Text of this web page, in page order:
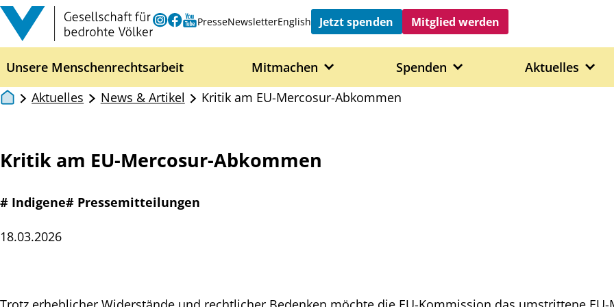
Zum Inhalt springen
Instagram
Facebook
Youtube
PresseNewsletterEnglish Jetzt spenden Mitglied werden
Unsere Menschenrechtsarbeit Mitmachen Spenden Aktuelles
Aktuelles
News & Artikel Kritik am EU-Mercosur-Abkommen
Kritik am EU-Mercosur-Abkommen
# Indigene# Pressemitteilungen
18.03.2026